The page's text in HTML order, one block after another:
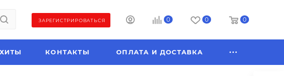
ЗАРЕГИСТРИРОВАТЬСЯ 0 0 0
ХИТЫ КОНТАКТЫ ОПЛАТА И ДОСТАВКА